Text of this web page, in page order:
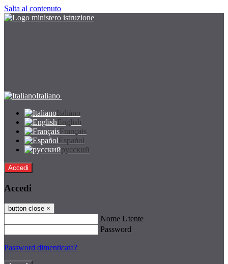
Salta al contenuto
Italiano
Italiano
English
Français
Español
русский
Accedi
Accedi
button close ×
Nome Utente
Password
Password dimenticata?